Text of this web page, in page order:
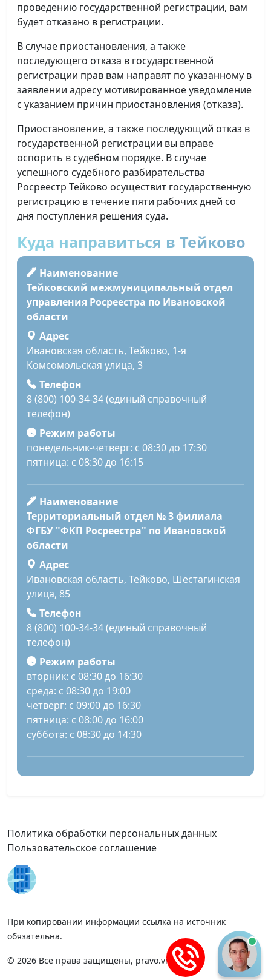
проведению государственной регистрации, вам
будет отказано в регистрации.
В случае приостановления, а также
последующего отказа в государственной
регистрации прав вам направят по указанному в
заявлении адресу мотивированное уведомление
с указанием причин приостановления (отказа).
Приостановление, а также последующий отказ в
государственной регистрации вы вправе
оспорить в судебном порядке. В случае
успешного судебного разбирательства
Росреестр Тейково осуществит государственную
регистрацию в течение пяти рабочих дней со
дня поступления решения суда.
Куда направиться в Тейково
Наименование
Тейковский межмуниципальный отдел
управления Росреестра по Ивановской
области
Адрес
Ивановская область, Тейково, 1-я
Комсомольская улица, 3
Телефон
8 (800) 100-34-34 (единый справочный
телефон)
Режим работы
понедельник-четверг: с 08:30 до 17:30
пятница: с 08:30 до 16:15
Наименование
Территориальный отдел № 3 филиала
ФГБУ "ФКП Росреестра" по Ивановской
области
Адрес
Ивановская область, Тейково, Шестагинская
улица, 85
Телефон
8 (800) 100-34-34 (единый справочный
телефон)
Режим работы
вторник: с 08:30 до 16:30
среда: с 08:30 до 19:00
четверг: с 09:00 до 16:30
пятница: с 08:00 до 16:00
суббота: с 08:30 до 14:30
Политика обработки персональных данных
Пользовательское соглашение
При копировании информации ссылка на источник
обязательна.
© 2026 Все права защищены, pravo.vnmsk.ru.